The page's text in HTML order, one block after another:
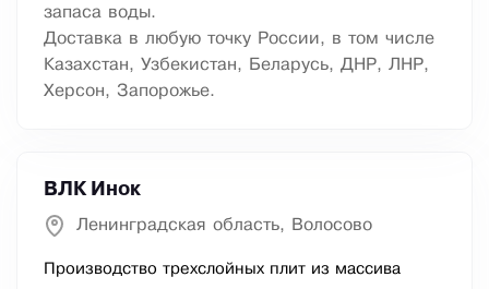
запаса воды.
Доставка в любую точку России, в том числе
Казахстан, Узбекистан, Беларусь, ДНР, ЛНР,
Херсон, Запорожье.
ВЛК Инок
Ленинградская область, Волосово
Производство трехслойных плит из массива